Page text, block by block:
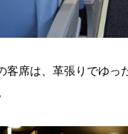
客席は、革張りでゆっ